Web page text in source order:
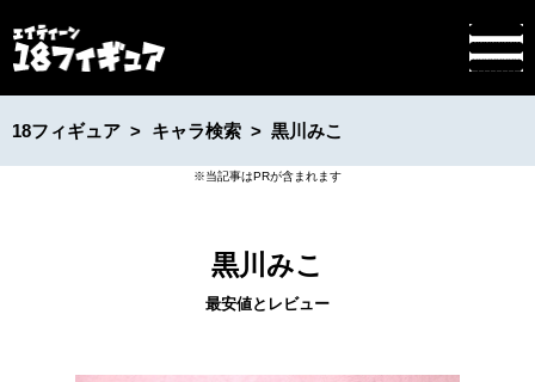
18フィギュア キャラ検索 黒川みこ
黒川みこ
最安値とレビュー